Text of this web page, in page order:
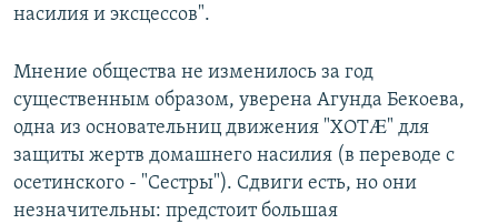
насилия и эксцессов".
Мнение общества не изменилось за год
существенным образом, уверена Агунда Бекоева,
одна из основательниц движения "ХОТÆ" для
защиты жертв домашнего насилия (в переводе с
осетинского - "Сестры"). Сдвиги есть, но они
незначительны: предстоит большая